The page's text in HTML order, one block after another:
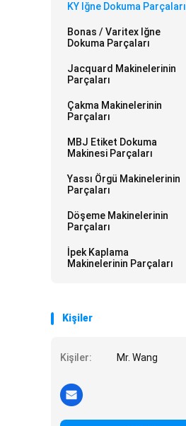
KY Iğne Dokuma Parçaları
Bonas / Varitex Iğne
Dokuma Parçaları
Jacquard Makinelerinin
Parçaları
Çakma Makinelerinin
Parçaları
MBJ Etiket Dokuma
Makinesi Parçaları
Yassı Örgü Makinelerinin
Parçaları
Döşeme Makinelerinin
Parçaları
İpek Kaplama
Makinelerinin Parçaları
Kişiler
Kişiler: Mr. Wang